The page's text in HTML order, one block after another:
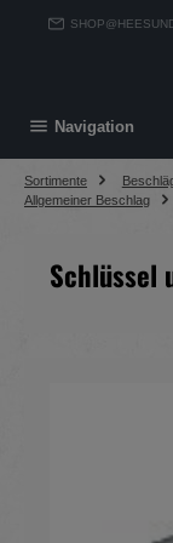
springen
Navigation
Sortimente
Allgemeiner Beschlag
Schlüssel